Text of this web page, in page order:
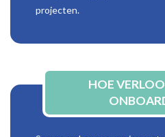
projecten.
HOE